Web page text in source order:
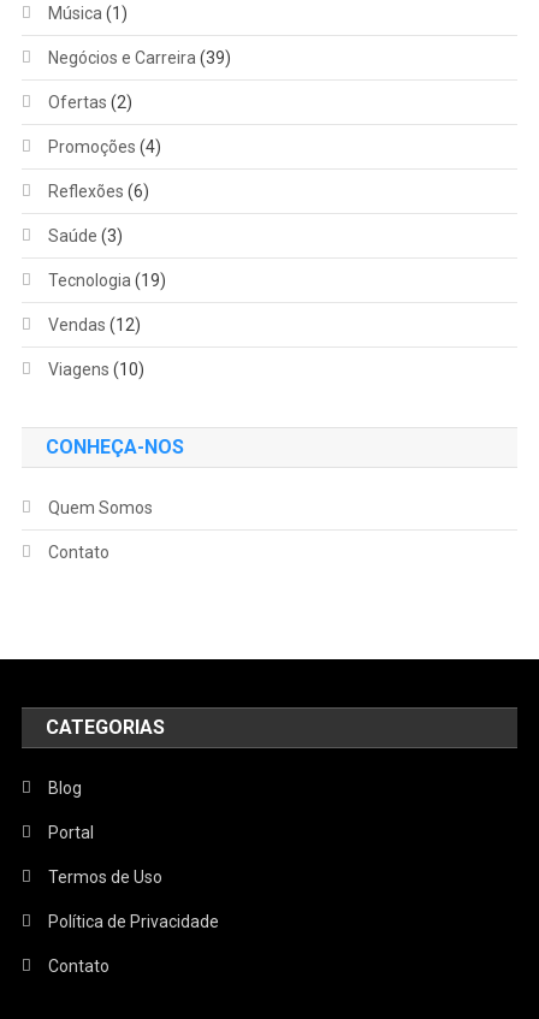
Música(1)
Negócios e Carreira(39)
Ofertas (2)
Promoções (4)
Reflexões (6)
Saúde (3)
Tecnologia(19)
Vendas (12)
Viagens (10)
CONHEÇA-NOS
Quem Somos
Contato
CATEGORIAS
Blog
Portal
Termos de Uso
Política de Privacidade
Contato